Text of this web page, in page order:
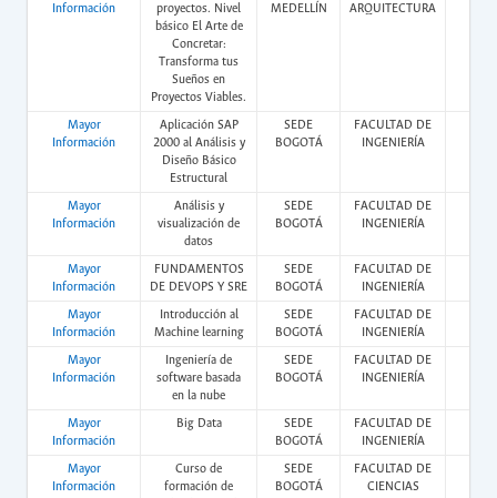
Información
proyectos. Nivel
básico El Arte de
Concretar:
Transforma tus
Sueños en
Proyectos Viables.
MEDELLÍN
ARQUITECTURA
Mayor
Información
Aplicación SAP
2000 al Análisis y
Diseño Básico
Estructural
SEDE
BOGOTÁ
FACULTAD DE
INGENIERÍA
Mayor
Información
Análisis y
visualización de
datos
SEDE
BOGOTÁ
FACULTAD DE
INGENIERÍA
Mayor
Información
FUNDAMENTOS
DE DEVOPS Y SRE
SEDE
BOGOTÁ
FACULTAD DE
INGENIERÍA
Mayor
Información
Introducción al
Machine learning
SEDE
BOGOTÁ
FACULTAD DE
INGENIERÍA
Mayor
Información
Ingeniería de
software basada
en la nube
SEDE
BOGOTÁ
FACULTAD DE
INGENIERÍA
Mayor
Información
Big Data
SEDE
BOGOTÁ
FACULTAD DE
INGENIERÍA
Mayor
Información
Curso de
formación de
SEDE
BOGOTÁ
FACULTAD DE
CIENCIAS